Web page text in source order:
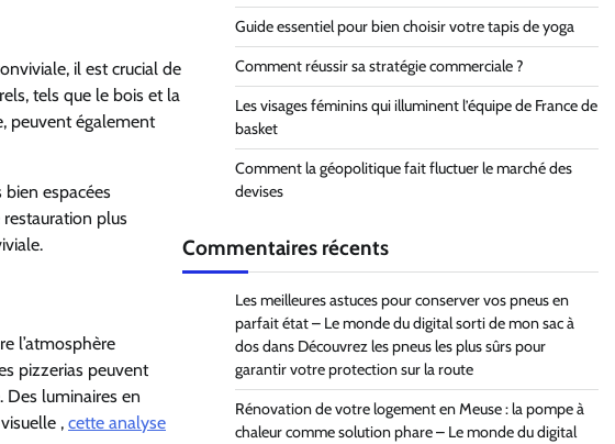
il est crucial de
tels que le bois et la
peuvent également
espacées
plus
l’atmosphère
pizzerias peuvent
Des luminaires en
, cette analyse
Guide essentiel pour bien choisir votre tapis de yoga
Comment réussir sa stratégie commerciale ?
Les visages féminins qui illuminent l’équipe de France de
basket
Comment la géopolitique fait fluctuer le marché des
devises
Commentaires récents
Les meilleures astuces pour conserver vos pneus en
parfait état – Le monde du digital sorti de mon sac à
dosdans Découvrez les pneus les plus sûrs pour
garantir votre protection sur la route
Rénovation de votre logement en Meuse : la pompe à
chaleur comme solution phare – Le monde du digital